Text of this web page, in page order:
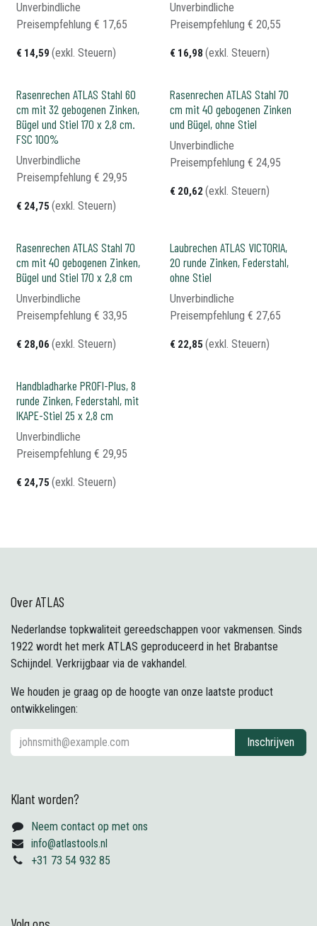
€ 14,59 (exkl. Steuern)
Unverbindliche
Preisempfehlung​ € 17,65
€ 16,98 (exkl. Steuern)
Unverbindliche
Preisempfehlung​ € 20,55
Rasenrechen ATLAS Stahl 60
cm mit 32 gebogenen Zinken,
Bügel und Stiel 170 x 2,8 cm.
FSC 100%
€ 24,75 (exkl. Steuern)
Unverbindliche
Preisempfehlung​ € 29,95
Rasenrechen ATLAS Stahl 70
cm mit 40 gebogenen Zinken
und Bügel, ohne Stiel
€ 20,62 (exkl. Steuern)
Unverbindliche
Preisempfehlung​ € 24,95
Rasenrechen ATLAS Stahl 70
cm mit 40 gebogenen Zinken,
Bügel und Stiel 170 x 2,8 cm
€ 28,06 (exkl. Steuern)
Unverbindliche
Preisempfehlung​ € 33,95
Laubrechen ATLAS VICTORIA,
20 runde Zinken, Federstahl,
ohne Stiel
€ 22,85 (exkl. Steuern)
Unverbindliche
Preisempfehlung​ € 27,65
Handbladharke PROFI-Plus, 8
runde Zinken, Federstahl, mit
IKAPE-Stiel 25 x 2,8 cm
€ 24,75 (exkl. Steuern)
Unverbindliche
Preisempfehlung​ € 29,95
Over ATLAS
Nederlandse topkwaliteit gereedschappen voor vakmensen. Sinds
1922 wordt het merk ATLAS geproduceerd in het Brabantse
Schijndel. Verkrijgbaar via de vakhandel.
We houden je graag op de hoogte van onze laatste product
ontwikkelingen:
Inschrijven
Klant worden?
Neem contact op met ons
info@atlastools.nl
+31 73 54 932 85